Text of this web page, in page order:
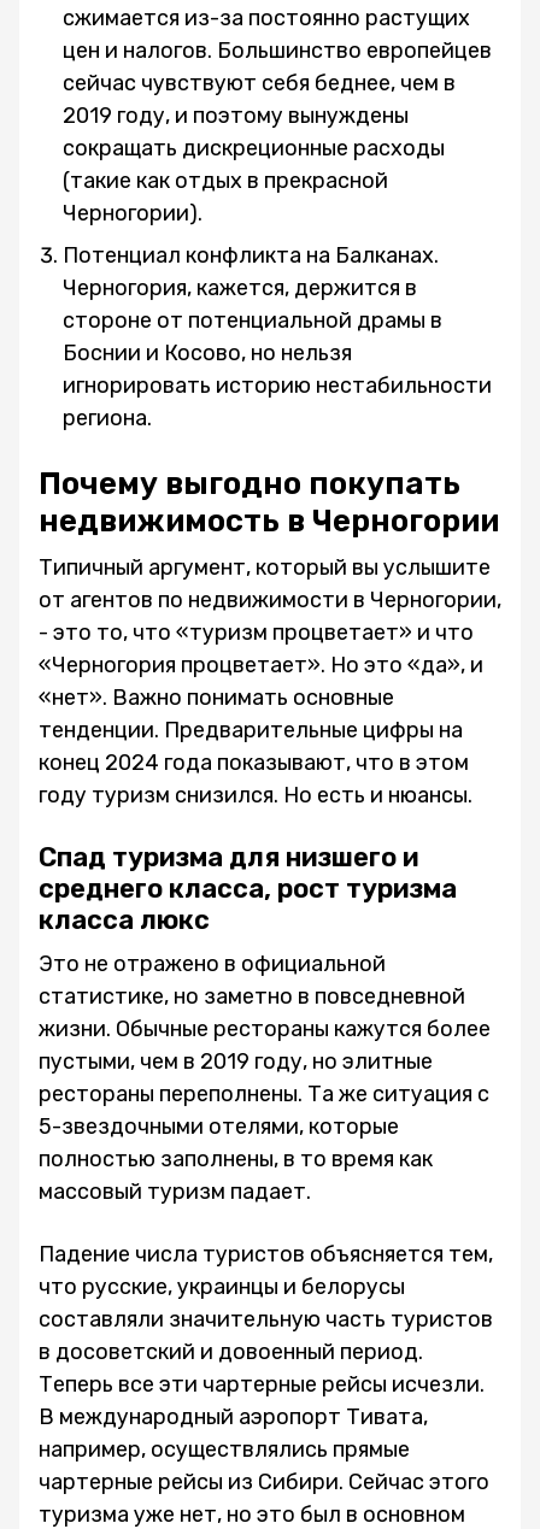
сжимается из-за постоянно растущих
цен и налогов. Большинство европейцев
сейчас чувствуют себя беднее, чем в
2019 году, и поэтому вынуждены
сокращать дискреционные расходы
(такие как отдых в прекрасной
Черногории).
Потенциал конфликта на Балканах.
Черногория, кажется, держится в
стороне от потенциальной драмы в
Боснии и Косово, но нельзя
игнорировать историю нестабильности
региона.
Почему выгодно покупать
недвижимость в Черногории
Типичный аргумент, который вы услышите
от агентов по недвижимости в Черногории,
- это то, что «туризм процветает» и что
«Черногория процветает». Но это «да», и
«нет». Важно понимать основные
тенденции. Предварительные цифры на
конец 2024 года показывают, что в этом
году туризм снизился. Но есть и нюансы.
Спад туризма для низшего и
среднего класса, рост туризма
класса люкс
Это не отражено в официальной
статистике, но заметно в повседневной
жизни. Обычные рестораны кажутся более
пустыми, чем в 2019 году, но элитные
рестораны переполнены. Та же ситуация с
5-звездочными отелями, которые
полностью заполнены, в то время как
массовый туризм падает.
Падение числа туристов объясняется тем,
что русские, украинцы и белорусы
составляли значительную часть туристов
в досоветский и довоенный период.
Теперь все эти чартерные рейсы исчезли.
В международный аэропорт Тивата,
например, осуществлялись прямые
чартерные рейсы из Сибири. Сейчас этого
туризма уже нет, но это был в основном